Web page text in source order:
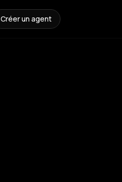
Créer un agent